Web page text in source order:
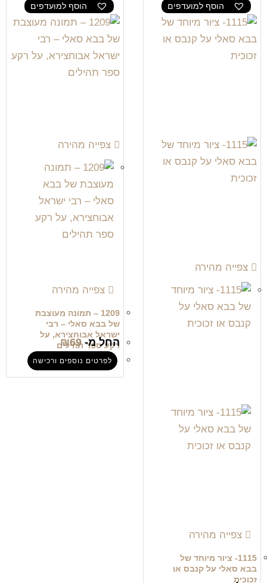
הוסף למועדפים
צפייה מהירה
צפייה מהירה
1115- ציור מיוחד של
בבא סאלי על קנבס או
זכוכית
הוסף למועדפים
צפייה מהירה
צפייה מהירה
1209 – תמונה מעוצבת
של בבא סאלי – רבי
ישראל אבוחצירא, על
רקע ספר תהילים
החל מ- ₪69
לפרטים נוספים ורכישה